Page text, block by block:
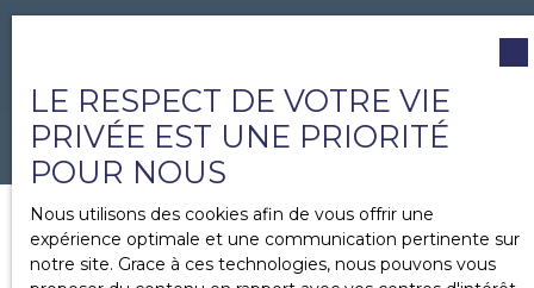
LE RESPECT DE VOTRE VIE
PRIVÉE EST UNE PRIORITÉ
POUR NOUS
Nous utilisons des cookies afin de vous offrir une
expérience optimale et une communication pertinente sur
notre site. Grace à ces technologies, nous pouvons vous